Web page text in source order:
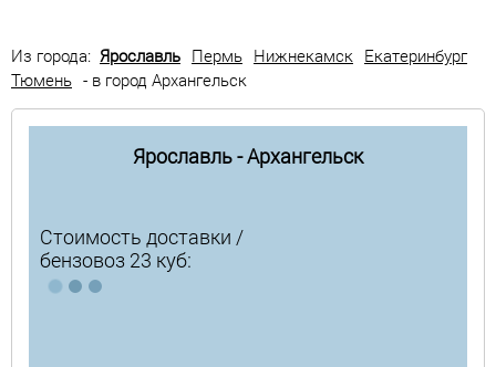
Из города: Ярославль Пермь Нижнекамск Екатеринбург
Тюмень - в город Архангельск
Ярославль - Архангельск
Стоимость доставки /
бензовоз 23 куб: